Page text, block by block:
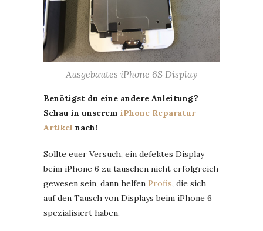
Ausgebautes iPhone 6S Display
Benötigst du eine andere Anleitung?
Schau in unserem iPhone Reparatur
Artikel nach!
Sollte euer Versuch, ein defektes Display
beim iPhone 6 zu tauschen nicht erfolgreich
gewesen sein, dann helfen Profis, die sich
auf den Tausch von Displays beim iPhone 6
spezialisiert haben.